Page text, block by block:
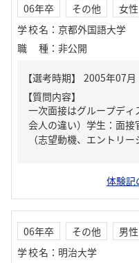
06年卒 その他
女性
学校名 ： 京都外国語大学
職種 ： 非公開
【質問内容】
一次面接はグループデ
会人の違い）学生：面
（志望動機、エントリ
体験記
06年卒 その他
男性
学校名 ： 明治大学